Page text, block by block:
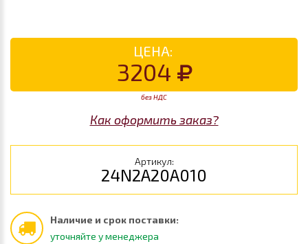
ЦЕНА:
3204
без НДС
Как оформить заказ?
Артикул:
24N2A20A010
Наличие и срок поставки:
уточняйте у менеджера